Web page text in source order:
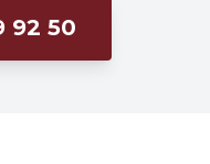
92 50